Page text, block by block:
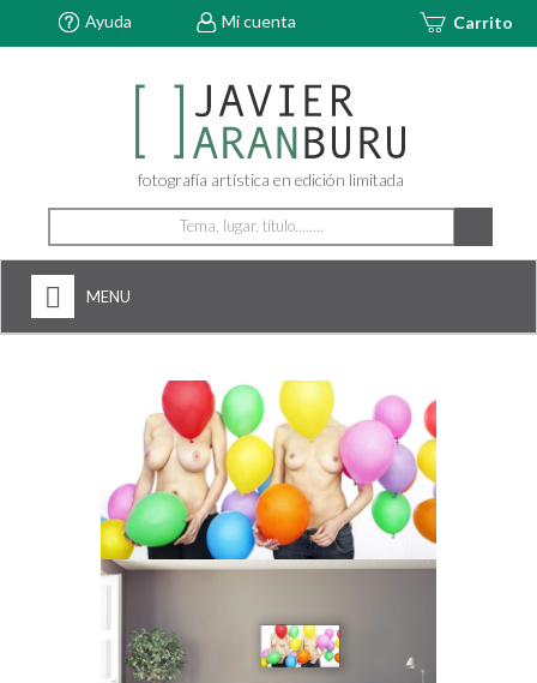
Carrito
Mi cuenta
Ayuda
fotografía artística en edición limitada
MENU